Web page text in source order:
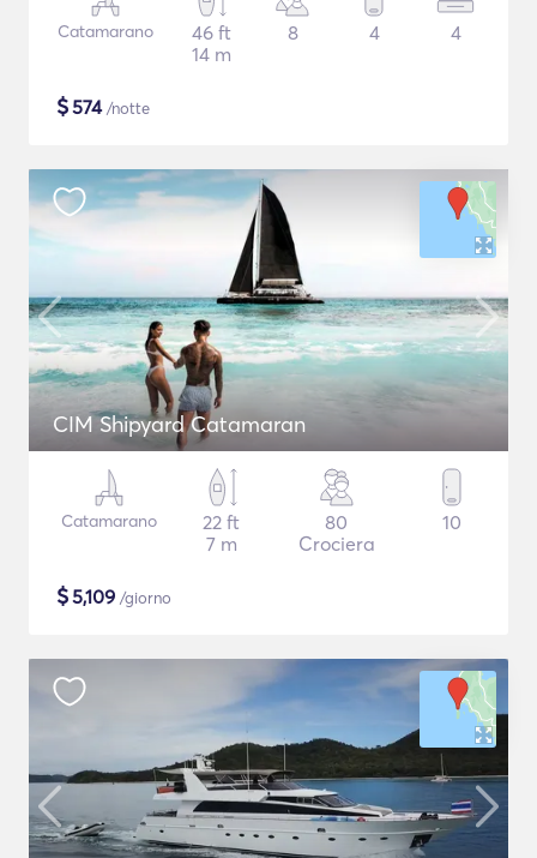
Catamarano
46 ft
14 m
8 4 4
$574/notte
CIM Shipyard Catamaran
Catamarano
22 ft
7 m
80
Crociera
10
$5,109 /giorno